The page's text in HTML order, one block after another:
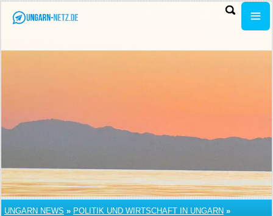
UNGARN NEWS » POLITIK UND WIRTSCHAFT IN UNGARN »